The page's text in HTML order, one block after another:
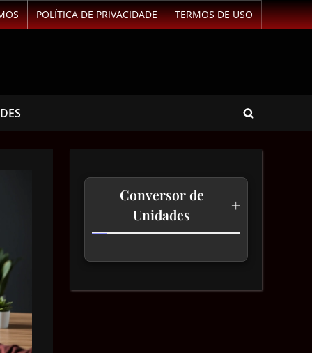
POLÍTICA DE PRIVACIDADE TERMOS DE USO
Conversor de
Unidades
+
Comprimento